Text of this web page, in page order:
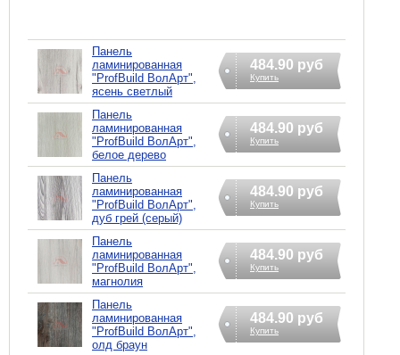
Панель
ламинированная
"ProfBuild ВолАрт",
ясень светлый
484.90 руб
Купить
Панель
ламинированная
"ProfBuild ВолАрт",
белое дерево
484.90 руб
Купить
Панель
ламинированная
"ProfBuild ВолАрт",
дуб грей (серый)
484.90 руб
Купить
Панель
ламинированная
"ProfBuild ВолАрт",
магнолия
484.90 руб
Купить
Панель
ламинированная
"ProfBuild ВолАрт",
олд браун
484.90 руб
Купить